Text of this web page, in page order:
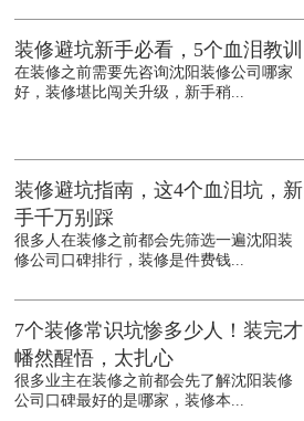
装修避坑新手必看，5个血泪教训
在装修之前需要先咨询沈阳装修公司哪家
好，装修堪比闯关升级，新手稍...
装修避坑指南，这4个血泪坑，新
手千万别踩
很多人在装修之前都会先筛选一遍沈阳装
修公司口碑排行，装修是件费钱...
7个装修常识坑惨多少人！装完才
幡然醒悟，太扎心
很多业主在装修之前都会先了解沈阳装修
公司口碑最好的是哪家，装修本...